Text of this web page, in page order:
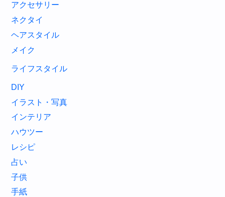
アクセサリー
ネクタイ
ヘアスタイル
メイク
ライフスタイル
DIY
イラスト・写真
インテリア
ハウツー
レシピ
占い
子供
手紙